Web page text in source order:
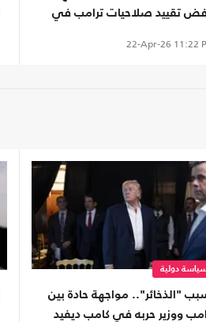
تقييد صلاحيات ترامب في
22-Apr-26 11:22
دولية
"الذخائر".. مواجهة حادة بين
ووزير حربه في كامب ديفيد